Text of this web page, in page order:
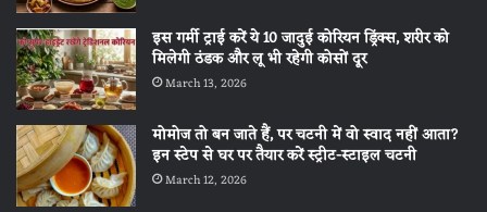
इस गर्मी ट्राई करें ये 10 जादुई कोरियन ड्रिंक्स, शरीर को
मिलेगी ठंडक और लू भी रहेगी कोसों दूर
March 13, 2026
मोमोज तो बन जाते हैं, पर चटनी में वो स्वाद नहीं आता?
इन स्टेप से घर पर तैयार करें स्ट्रीट-स्टाइल चटनी
March 12, 2026